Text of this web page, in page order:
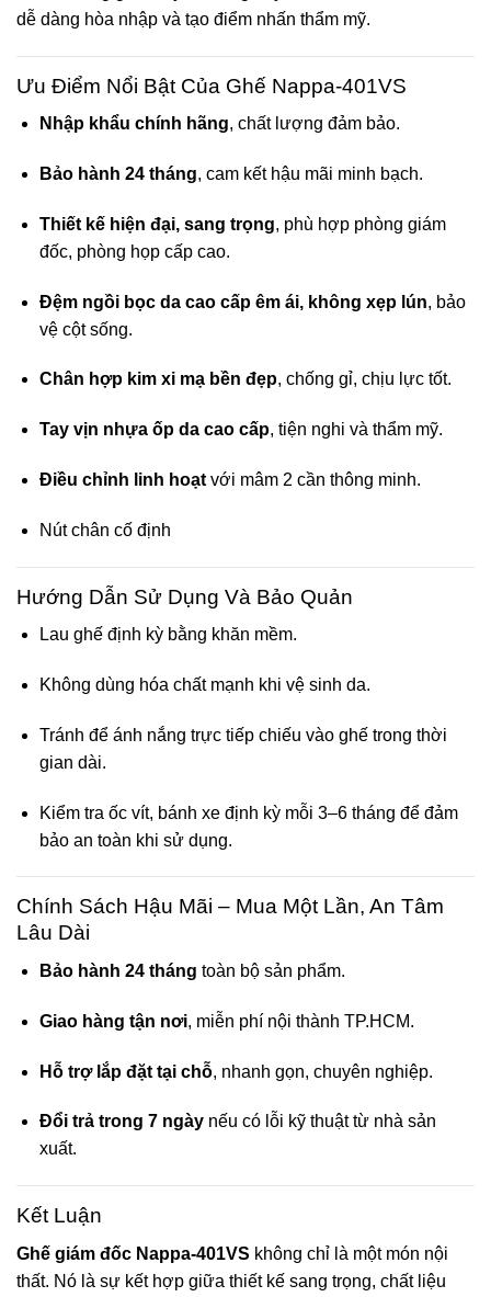
dễ dàng hòa nhập và tạo điểm nhấn thẩm mỹ.
Ưu Điểm Nổi Bật Của Ghế Nappa-401VS
Nhập khẩu chính hãng, chất lượng đảm bảo.
Bảo hành 24 tháng, cam kết hậu mãi minh bạch.
Thiết kế hiện đại, sang trọng, phù hợp phòng giám
đốc, phòng họp cấp cao.
Đệm ngồi bọc da cao cấp êm ái, không xẹp lún, bảo
vệ cột sống.
Chân hợp kim xi mạ bền đẹp, chống gỉ, chịu lực tốt.
Tay vịn nhựa ốp da cao cấp, tiện nghi và thẩm mỹ.
Điều chỉnh linh hoạtvới mâm 2 cần thông minh.
Nút chân cố định
Hướng Dẫn Sử Dụng Và Bảo Quản
Lau ghế định kỳ bằng khăn mềm.
Không dùng hóa chất mạnh khi vệ sinh da.
Tránh để ánh nắng trực tiếp chiếu vào ghế trong thời
gian dài.
Kiểm tra ốc vít, bánh xe định kỳ mỗi 3–6 tháng để đảm
bảo an toàn khi sử dụng.
Chính Sách Hậu Mãi – Mua Một Lần, An Tâm
Lâu Dài
Bảo hành 24 tháng toàn bộ sản phẩm.
Giao hàng tận nơi, miễn phí nội thành TP.HCM.
Hỗ trợ lắp đặt tại chỗ, nhanh gọn, chuyên nghiệp.
Đổi trả trong 7 ngàynếu có lỗi kỹ thuật từ nhà sản
xuất.
Kết Luận
Ghế giám đốc Nappa-401VS không chỉ là một món nội
thất. Nó là sự kết hợp giữa thiết kế sang trọng, chất liệu